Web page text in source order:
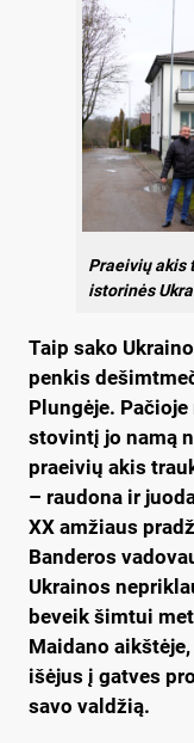
Praeivių akis
istorinės
Taip sako
penkis
Plungėje.
stovintį jo namą
praeivių akis
– raudona ir
XX amžiaus
Banderos
Ukrainos
beveik šimtui
Maidano
išėjus į gatves
savo valdžią.